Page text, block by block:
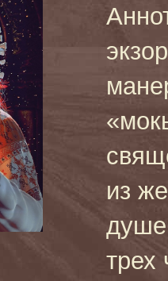
из
трех